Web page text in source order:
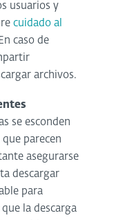
usuarios y
cuidado al
caso de
archivos.
se esconden
parecen
asegurarse
descargar
para
la descarga